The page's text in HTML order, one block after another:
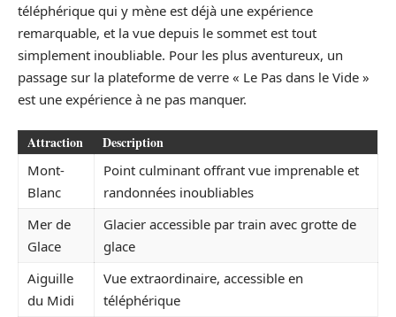
téléphérique qui y mène est déjà une expérience
remarquable, et la vue depuis le sommet est tout
simplement inoubliable. Pour les plus aventureux, un
passage sur la plateforme de verre « Le Pas dans le Vide »
est une expérience à ne pas manquer.
Attraction Description
Mont-
Blanc
Point culminant offrant vue imprenable et
randonnées inoubliables
Mer de
Glace
Glacier accessible par train avec grotte de
glace
Aiguille
du Midi
Vue extraordinaire, accessible en
téléphérique